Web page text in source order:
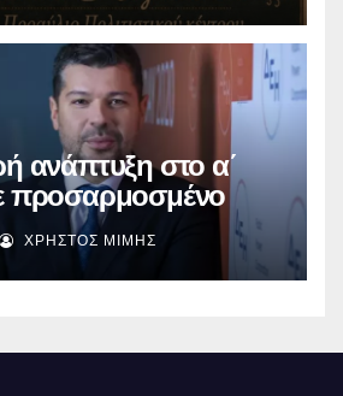
ανάπτυξη στο α΄
προσαρμοσμένο
€1,2 δισ.
ΧΡΉΣΤΟΣ ΜΊΜΗΣ